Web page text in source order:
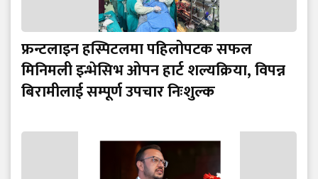
फ्रन्टलाइन हस्पिटलमा पहिलोपटक सफल
मिनिमली इन्भेसिभ ओपन हार्ट शल्यक्रिया, विपन्न
बिरामीलाई सम्पूर्ण उपचार निःशुल्क